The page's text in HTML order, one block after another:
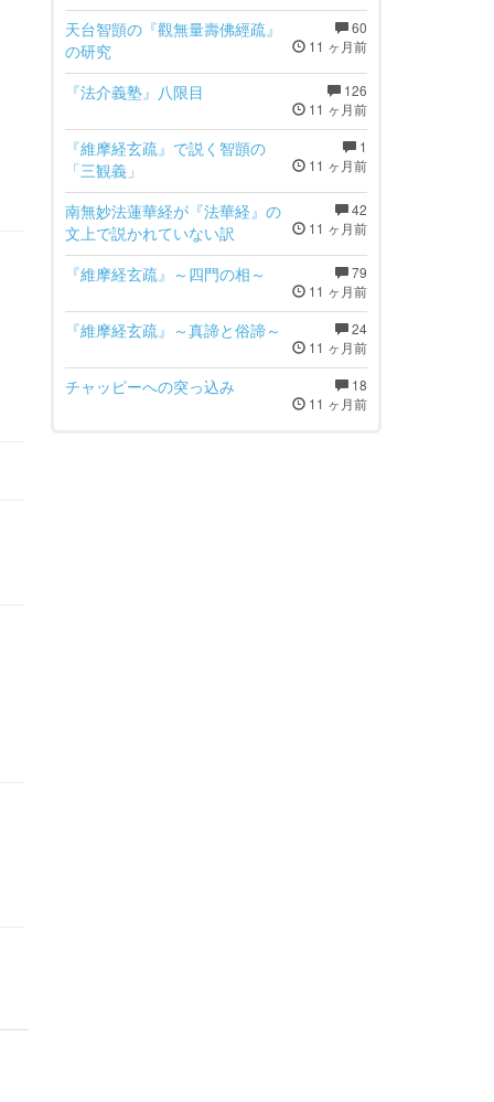
60
11 ヶ月前
天台智顗の『觀無量壽佛經疏』
の研究
126
11 ヶ月前
『法介義塾』八限目
1
11 ヶ月前
『維摩経玄疏』で説く智顗の
「三観義」
42
11 ヶ月前
南無妙法蓮華経が『法華経』の
文上で説かれていない訳
79
11 ヶ月前
『維摩経玄疏』～四門の相～
24
11 ヶ月前
『維摩経玄疏』～真諦と俗諦～
18
11 ヶ月前
チャッピーへの突っ込み